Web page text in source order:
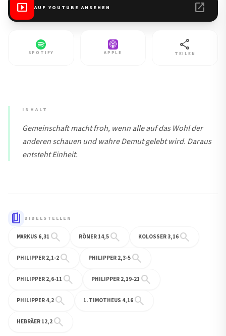
smart_display AUF YOUTUBE ANSEHEN open_in_new
SPOTIFY APPLE
share
TEILEN
INHALT
Gemeinschaft macht froh, wenn alle auf das Wohl der
anderen schauen und wahre Demut gelebt wird. Daraus
entsteht Einheit.
book_5 BIBELSTELLEN
MARKUS 6,31 search RÖMER 14,5 search KOLOSSER 3,16 search
PHILIPPER 2,1-2 search PHILIPPER 2,3-5 search
PHILIPPER 2,6-11 search PHILIPPER 2,19-21 search
PHILIPPER 4,2 search 1. TIMOTHEUS 4,16 search
HEBRÄER 12,2 search